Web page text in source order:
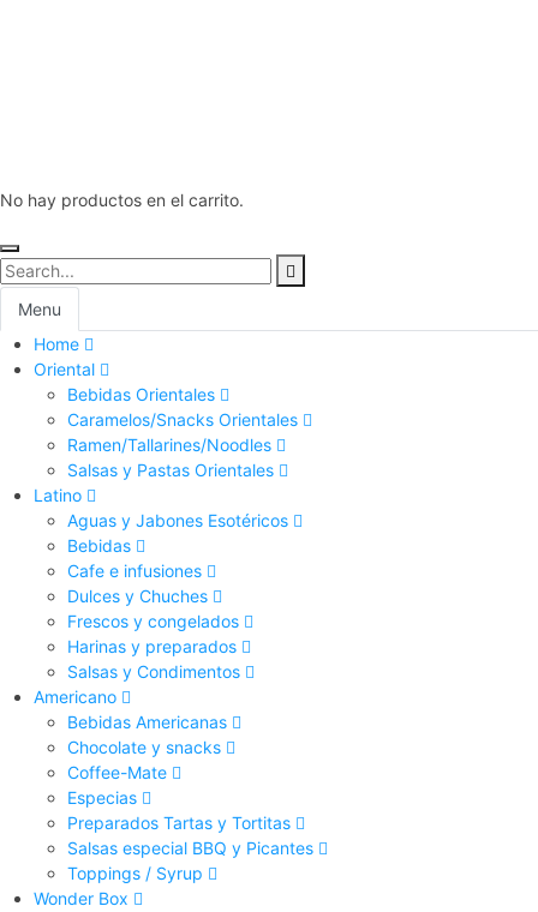
No hay productos en el carrito.
Menu
Home
Oriental
Bebidas Orientales
Caramelos/Snacks Orientales
Ramen/Tallarines/Noodles
Salsas y Pastas Orientales
Latino
Aguas y Jabones Esotéricos
Bebidas
Cafe e infusiones
Dulces y Chuches
Frescos y congelados
Harinas y preparados
Salsas y Condimentos
Americano
Bebidas Americanas
Chocolate y snacks
Coffee-Mate
Especias
Preparados Tartas y Tortitas
Salsas especial BBQ y Picantes
Toppings / Syrup
Wonder Box